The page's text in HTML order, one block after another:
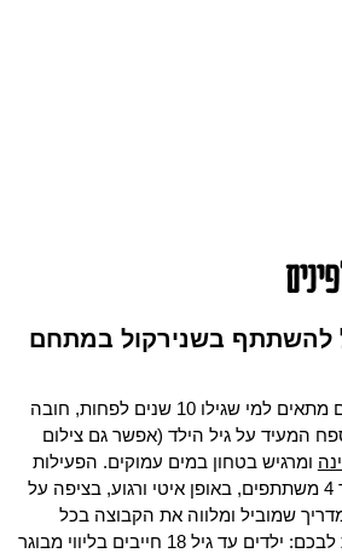
להשתתף בשנירקול במתחם
השנירקול בריף הדולפינים מתאים למי שגילו 10 שנים לפחות, חובה
המעיד על גיל הילד (אפשר גם צילום
ומרגיש בטחון במים עמוקים. הפעילות
מתבצעת בקבוצות של עד 4 משתתפים, באופן איטי ורגוע, בציפה על
שמוביל ומלווה את הקבוצה בכל
מהלך הפעילות. לתשומת לבכם: ילדים עד גיל 18 חייבים בליווי מבוגר